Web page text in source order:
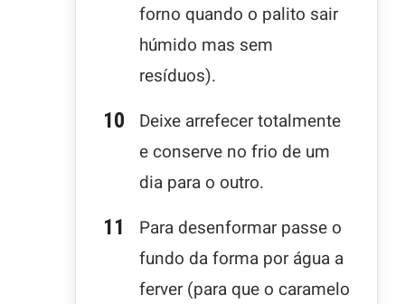
forno quando o palito sair
húmido mas sem
resíduos).
Deixe arrefecer totalmente
e conserve no frio de um
dia para o outro.
Para desenformar passe o
fundo da forma por água a
ferver (para que o caramelo